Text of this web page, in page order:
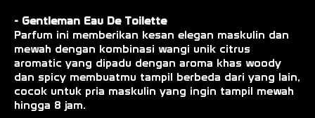
- Gentleman Eau De Toilette
Parfum ini memberikan kesan elegan maskulin dan
mewah dengan kombinasi wangi unik citrus
aromatic yang dipadu dengan aroma khas woody
dan spicy membuatmu tampil berbeda dari yang lain,
cocok untuk pria maskulin yang ingin tampil mewah
hingga 8 jam.